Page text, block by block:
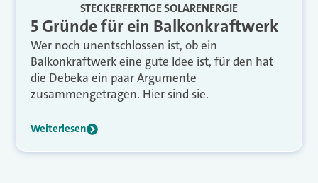
STECKERFERTIGE SOLARENERGIE
5 Gründe für ein Balkonkraftwerk
Wer noch unentschlossen ist, ob ein
Balkonkraftwerk eine gute Idee ist, für den hat
die Debeka ein paar Argumente
zusammengetragen. Hier sind sie.
Weiterlesen